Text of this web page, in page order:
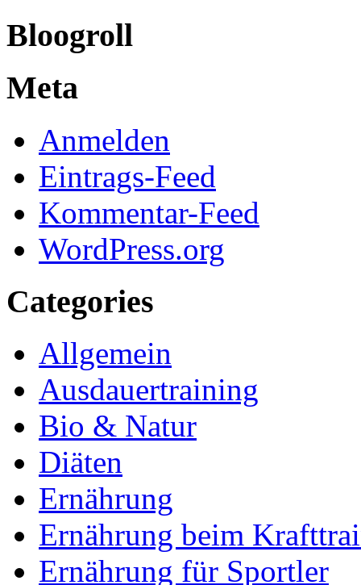
Bloogroll
Meta
Anmelden
Eintrags-Feed
Kommentar-Feed
WordPress.org
Categories
Allgemein
Ausdauertraining
Bio & Natur
Diäten
Ernährung
Ernährung beim
Ernährung für Sportler